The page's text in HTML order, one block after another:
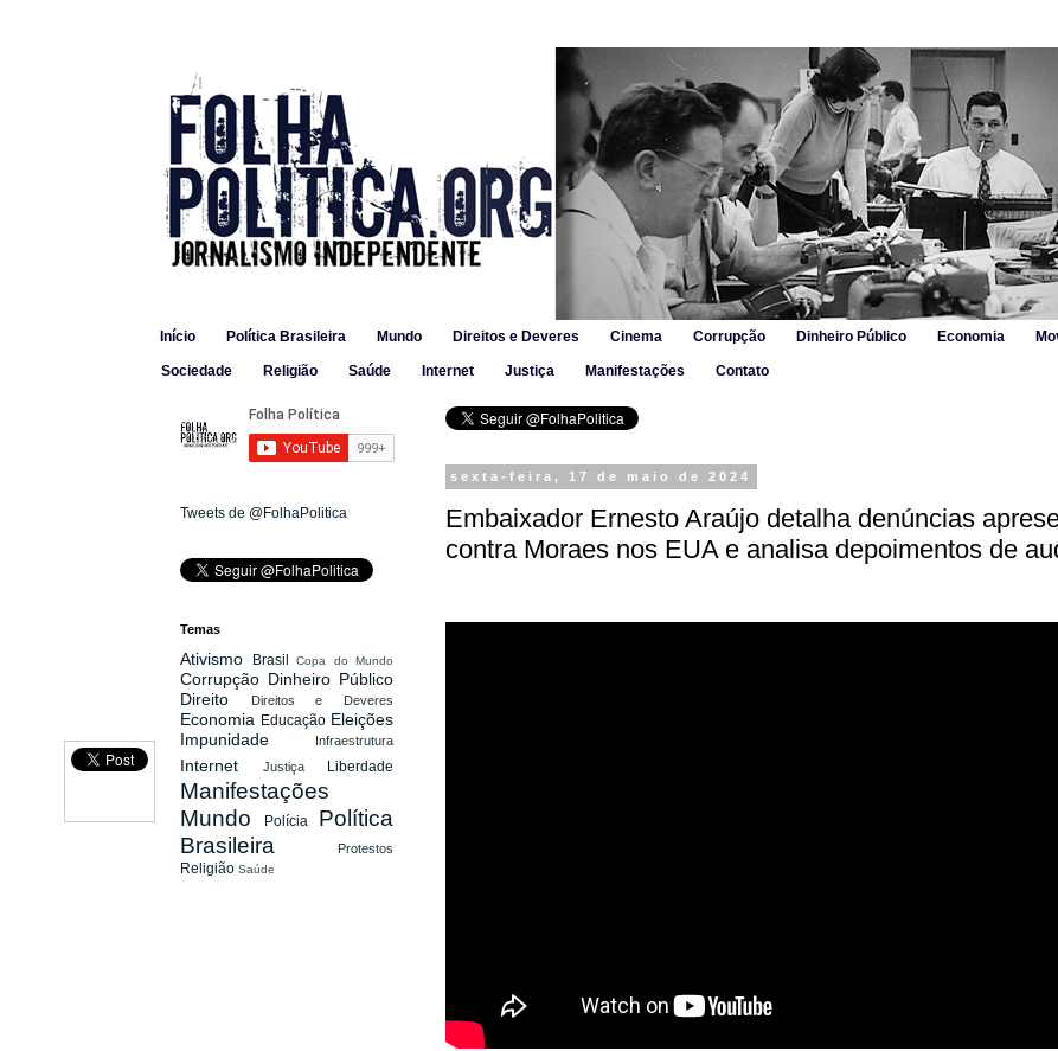
Início Política Brasileira Mundo Direitos e Deveres Cinema Corrupção Dinheiro Público Economia
Sociedade Religião Saúde Internet Justiça Manifestações Contato
sexta-feira, 17 de maio de 2024
Embaixador Ernesto Araújo detalha denúncias
contra Moraes nos EUA e analisa depoimentos de
Tweets de @FolhaPolitica
Temas
Ativismo Brasil Copa do Mundo
Corrupção Dinheiro Público
Direito
Direitos e Deveres
Economia Educação Eleições
Impunidade
Infraestrutura
Internet Justiça Liberdade
Manifestações
Mundo
Polícia Política
Brasileira
Protestos
Religião Saúde